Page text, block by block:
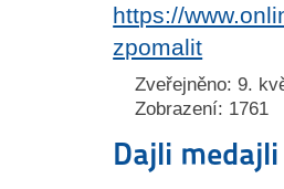
https://
zpomalit
Zveřejněno: 9.
Zobrazení: 1761
Dajli medajli